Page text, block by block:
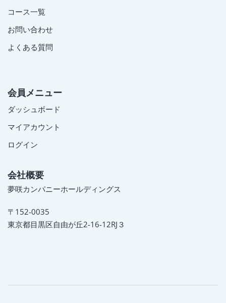
コース一覧
お問い合わせ
よくある質問
会員メニュー
ダッシュボード
マイアカウント
ログイン
会社概要
夢咲カンパニーホールディングス
〒152-0035
東京都目黒区自由が丘2-16-12RJ３